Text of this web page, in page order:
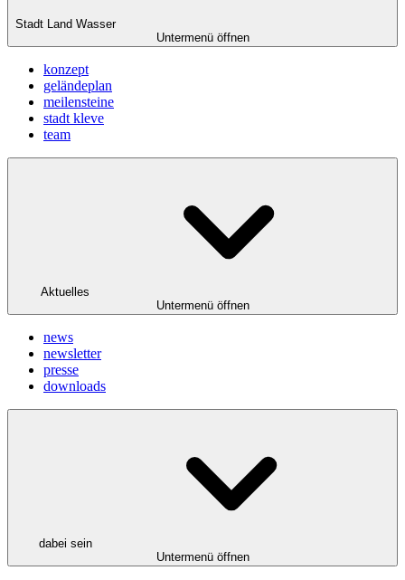
Stadt Land Wasser
Untermenü öffnen
konzept
geländeplan
meilensteine
stadt kleve
team
Aktuelles
Untermenü öffnen
news
newsletter
presse
downloads
dabei sein
Untermenü öffnen